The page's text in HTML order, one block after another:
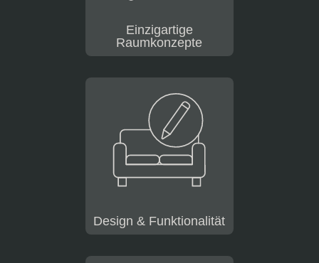
Einzigartige
Raumkonzepte
Design & Funktionalität